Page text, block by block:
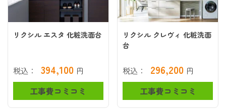
リクシル エスタ 化粧洗面台
税込： 394,100 円
工事費コミコミ
リクシル クレヴィ 化粧洗面
台
税込： 296,200 円
工事費コミコミ